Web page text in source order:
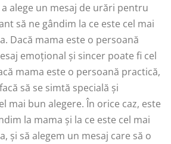
alege un mesaj de urări pentru
să ne gândim la ce este cel mai
Dacă mama este o persoană
emoțional și sincer poate fi cel
mama este o persoană practică,
să se simtă specială și
mai bun alegere. În orice caz, este
la mama și la ce este cel mai
și să alegem un mesaj care să o